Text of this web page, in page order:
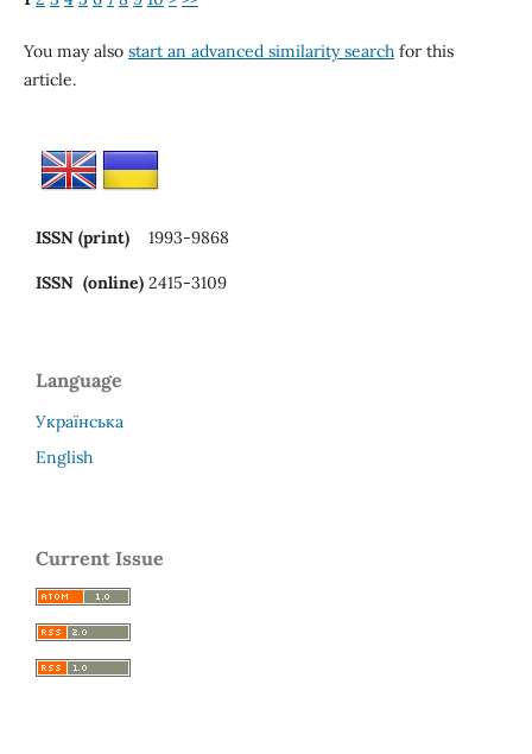
You may also start an advanced similarity searchfor this
article.
ISSN (print) 1993-9868
ISSN (online) 2415-3109
Language
Українська
English
Current Issue